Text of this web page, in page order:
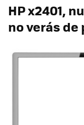
HP x2401,
no verás de